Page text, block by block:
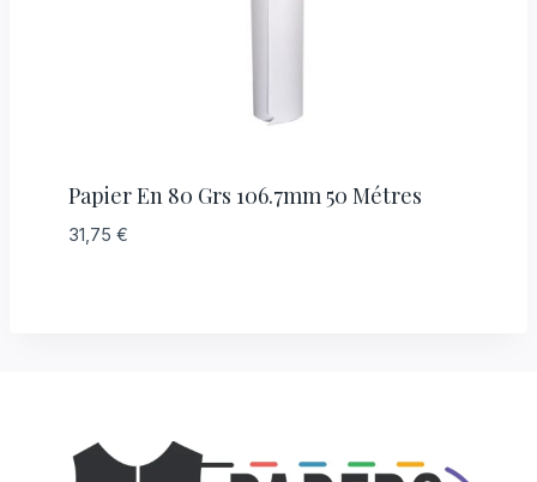
Papier En 80 Grs 106.7mm 50 Métres
31,75 €